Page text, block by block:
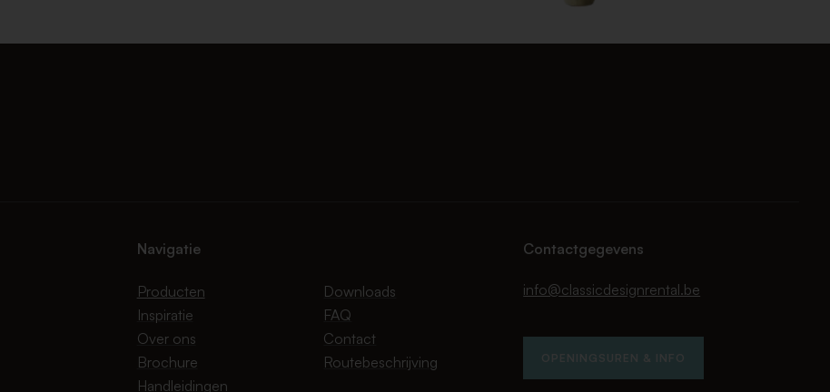
Navigatie
Producten
Inspiratie
Over ons
Brochure
Handleidingen
Downloads
FAQ
Contact
Routebeschrijving
Contactgegevens
info@classicdesignrental.be
OPENINGSUREN & INFO